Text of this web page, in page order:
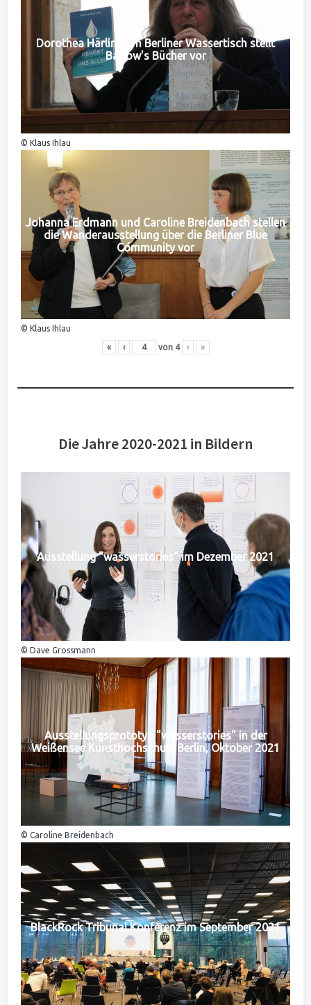
Dorothea Härlin vom Berliner Wassertisch stellt
Barlow's Bücher vor
© Klaus Ihlau
Johanna Erdmann und Caroline Breidenbach stellen
die Wanderausstellung über die Berliner Blue
Community vor
© Klaus Ihlau
« ‹ von 4 › »
Die Jahre 2020-2021 in Bildern
Ausstellung "wasserstories" im Dezember 2021
© Dave Grossmann
Ausstellungsprototyp "wasserstories" in der
Weißensee Kunsthochschule Berlin, Oktober 2021
© Caroline Breidenbach
BlackRock Tribunal Konferenz im September 2021